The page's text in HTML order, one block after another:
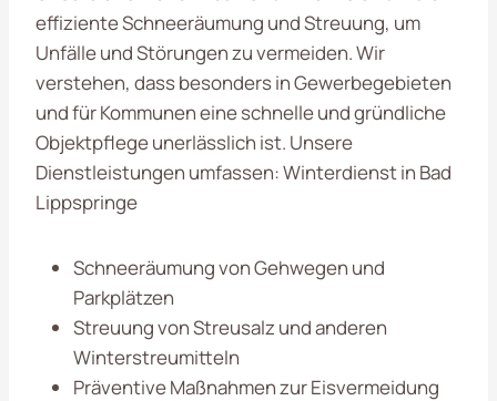
effiziente Schneeräumung und Streuung, um
Unfälle und Störungen zu vermeiden. Wir
verstehen, dass besonders in Gewerbegebieten
und für Kommunen eine schnelle und gründliche
Objektpflege unerlässlich ist. Unsere
Dienstleistungen umfassen: Winterdienst in Bad
Lippspringe
Schneeräumung von Gehwegen und
Parkplätzen
Streuung von Streusalz und anderen
Winterstreumitteln
Präventive Maßnahmen zur Eisvermeidung